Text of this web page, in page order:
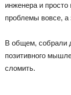
инженера и
проблемы вовсе, а
В общем, собрали
позитивного
сломить.